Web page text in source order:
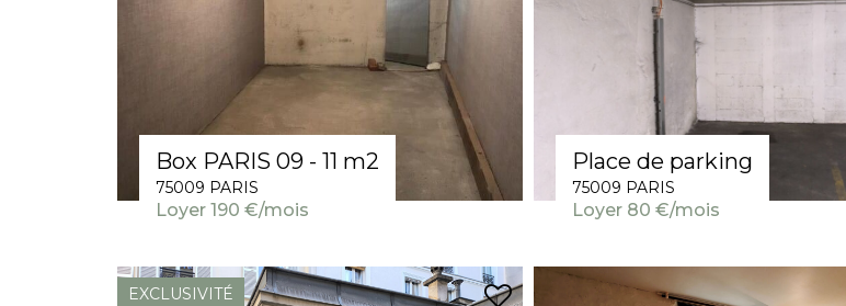
Box PARIS 09 - 11 m2
75009 PARIS
Loyer 190 €/mois
Place de parking
75009 PARIS
Loyer 80 €/mois
EXCLUSIVITÉ